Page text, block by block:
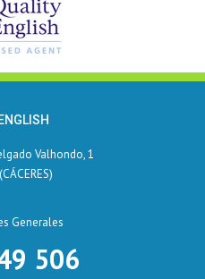
Valhondo, 1
Generales
506